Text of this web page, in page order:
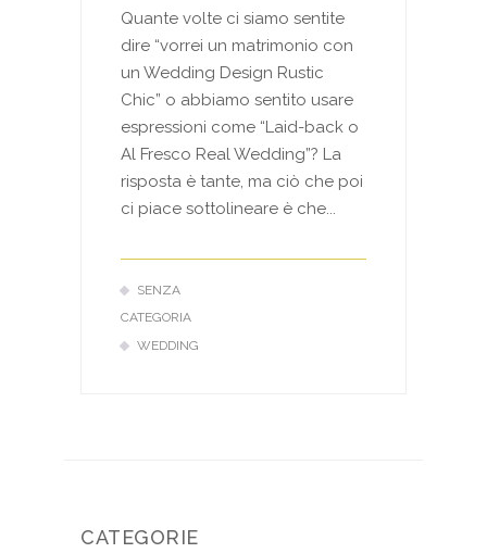
Quante volte ci siamo sentite
dire “vorrei un matrimonio con
un Wedding Design Rustic
Chic” o abbiamo sentito usare
espressioni come “Laid-back o
Al Fresco Real Wedding”? La
risposta è tante, ma ciò che poi
ci piace sottolineare è che...
SENZA
CATEGORIA
WEDDING
CATEGORIE